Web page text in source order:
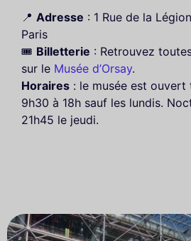
📍 Adresse : 1 Rue de la
Paris
🎟️ Billetterie : Retrouvez
sur le Musée d’Orsay.
Horaires : le musée est ouvert
9h30 à 18h sauf les lundis.
21h45 le jeudi.